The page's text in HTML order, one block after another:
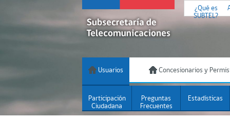
¿Qué es
SUBTEL?
Usuarios Concesionarios y
Participación
Ciudadana
Preguntas
Frecuentes
Estadísticas